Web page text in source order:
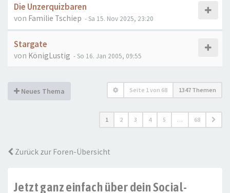
Die Unzerquizbaren
von Familie Tschiep - Sa 15. Nov 2025, 23:20
Stargate
von KönigLustig - So 16. Jan 2005, 09:55
Neues Thema Seite 1von 68 1347 Themen
1 2 3 4 5 … 68
Zurück zur Foren-Übersicht
Jetzt ganz einfach über dein Social-